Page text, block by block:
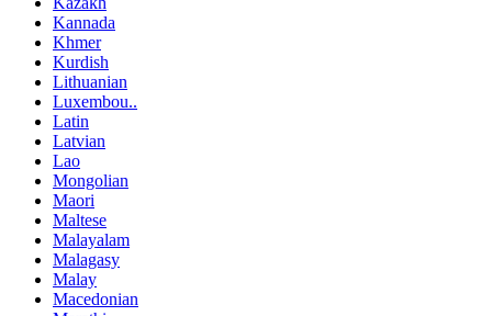
Kannada
Khmer
Kurdish
Lithuanian
Luxembou..
Latin
Latvian
Lao
Mongolian
Maori
Maltese
Malayalam
Malagasy
Malay
Macedonian